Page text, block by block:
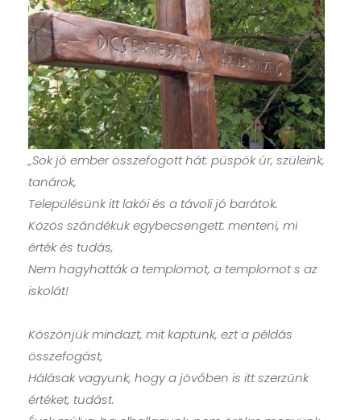
„Sok jó ember összefogott hát: püspök úr, szüleink,
tanárok,
Településünk itt lakói és a távoli jó barátok.
Közös szándékuk egybecsengett: menteni, mi
érték és tudás,
Nem hagyhatták a templomot, a templomot s az
iskolát!
Köszönjük mindazt, mit kaptunk, ezt a példás
összefogást,
Hálásak vagyunk, hogy a jövőben is itt szerzünk
értéket, tudást.